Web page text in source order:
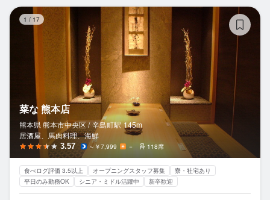
1 / 17
菜な 熊本店
熊本県 熊本市中央区 / 辛島町駅 145m
居酒屋、馬肉料理、海鮮
3.57 ～￥7,999 － 118席
食べログ評価 3.5以上 オープニングスタッフ募集
寮・社宅あり
平日のみ勤務OK
シニア・ミドル活躍中 新卒歓迎